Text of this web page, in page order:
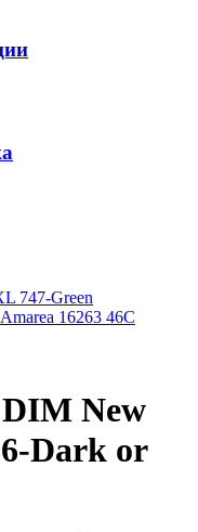
747-Green
16263 46C
New
Dark or